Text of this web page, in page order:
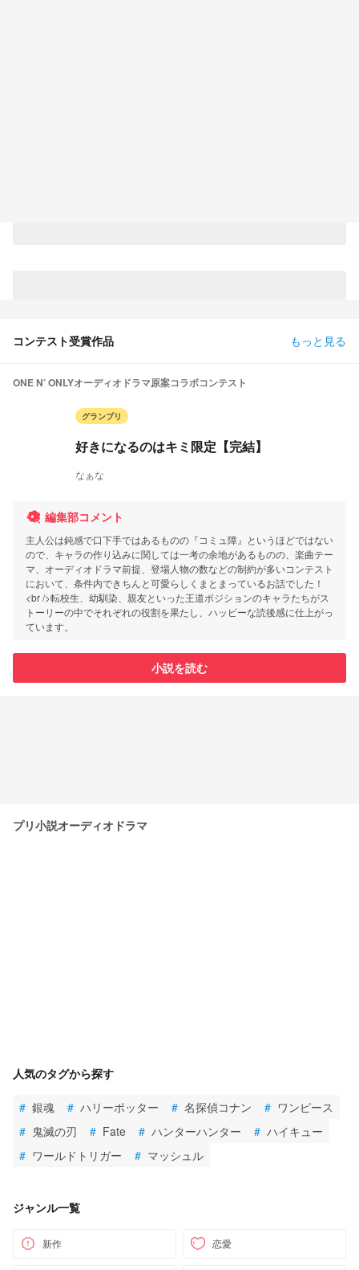
コンテスト受賞作品 もっと見る
ONE N’ ONLYオーディオドラマ原案コラボコンテスト
グランプリ
好きになるのはキミ限定【完結】
なぁな
編集部コメント
主人公は鈍感で口下手ではあるものの『コミュ障』というほどではない
ので、キャラの作り込みに関しては一考の余地があるものの、楽曲テー
マ、オーディオドラマ前提、登場人物の数などの制約が多いコンテスト
において、条件内できちんと可愛らしくまとまっているお話でした！
<br />転校生、幼馴染、親友といった王道ポジションのキャラたちがス
トーリーの中でそれぞれの役割を果たし、ハッピーな読後感に仕上がっ
ています。
小説を読む
プリ小説オーディオドラマ
人気のタグから探す
# 銀魂 # ハリーポッター # 名探偵コナン # ワンピース
# 鬼滅の刃 # Fate # ハンターハンター # ハイキュー
# ワールドトリガー # マッシュル
ジャンル一覧
新作 恋愛